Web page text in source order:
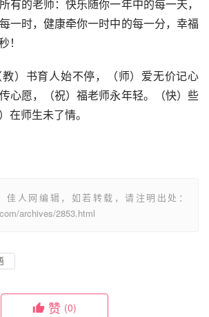
有的老师：快乐随你一年中的每一天，
一时，健康牵你一时中的每一分，幸福
！
）书育人始不停，（师）爱无价记心
心愿，（祝）福老师永年轻。（快）些
在师生未了情。
佳人网编辑，如若转载，请注明出处：
archives/2853.html
赞 (0)